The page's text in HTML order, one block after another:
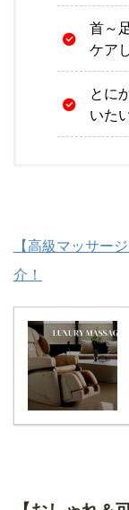
首～
ケア
とに
いた
【高級マッサー
介！